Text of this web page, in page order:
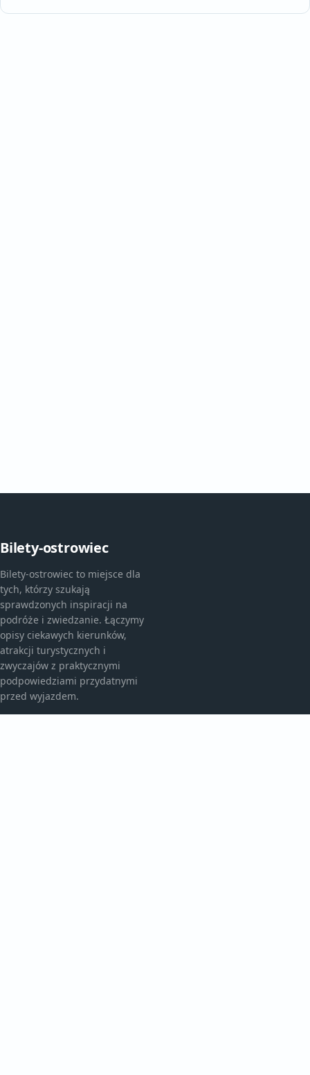
Bilety-ostrowiec
Bilety-ostrowiec to miejsce dla
tych, którzy szukają
sprawdzonych inspiracji na
podróże i zwiedzanie. Łączymy
opisy ciekawych kierunków,
atrakcji turystycznych i
zwyczajów z praktycznymi
podpowiedziami przydatnymi
przed wyjazdem.